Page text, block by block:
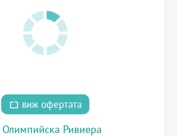
виж офертата
Олимпийска Ривиера